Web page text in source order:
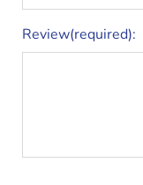
Review(required):